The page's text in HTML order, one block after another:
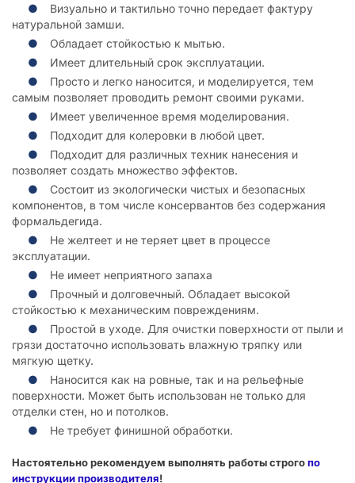
Визуально и тактильно точно передает фактуру
натуральной замши.
Обладает стойкостью к мытью.
Имеет длительный срок эксплуатации.
Просто и легко наносится, и моделируется, тем
самым позволяет проводить ремонт своими руками.
Имеет увеличенное время моделирования.
Подходит для колеровки в любой цвет.
Подходит для различных техник нанесения и
позволяет создать множество эффектов.
Состоит из экологически чистых и безопасных
компонентов, в том числе консервантов без содержания
формальдегида.
Не желтеет и не теряет цвет в процессе
эксплуатации.
Не имеет неприятного запаха
Прочный и долговечный. Обладает высокой
стойкостью к механическим повреждениям.
Простой в уходе. Для очистки поверхности от пыли и
грязи достаточно использовать влажную тряпку или
мягкую щетку.
Наносится как на ровные, так и на рельефные
поверхности. Может быть использован не только для
отделки стен, но и потолков.
Не требует финишной обработки.
Настоятельно рекомендуем выполнять работы строгопо
инструкции производителя!